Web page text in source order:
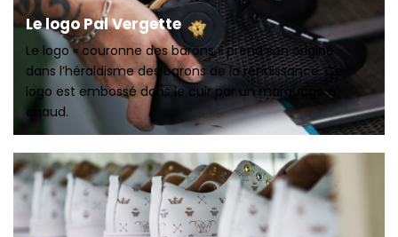
Le logo Pal Vergette
Le logo « couronne des barons » prend son origine
dans l’héraldisme des barons de la renaissance. Ce
logo est embossé dans le cuir par un marquage à
chaud.